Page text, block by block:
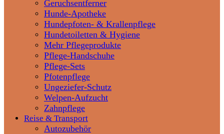
Geruchsentferner
Hunde-Apotheke
Hundepfoten- & Krallenpflege
Hundetoiletten & Hygiene
Mehr Pflegeprodukte
Pflege-Handschuhe
Pflege-Sets
Pfotenpflege
Ungeziefer-Schutz
Welpen-Aufzucht
Zahnpflege
Reise & Transport
Autozubehör